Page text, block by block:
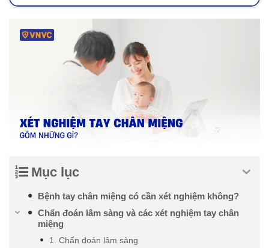
Mục lục
Bệnh tay chân miệng có cần xét nghiệm không?
Chẩn đoán lâm sàng và các xét nghiệm tay chân
miệng
1. Chẩn đoán lâm sàng